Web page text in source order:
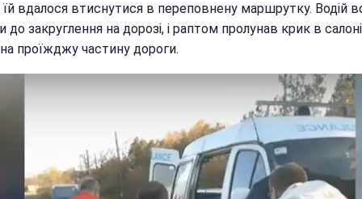
їй вдалося втиснутися в переповнену маршрутку. Водій
до закруглення на дорозі, і раптом пролунав крик в салоні
проїжджу частину дороги.